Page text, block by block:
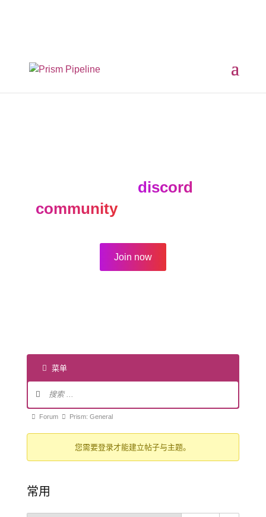
discord
community
Join now
菜单
导
论
航
你
Forum Prism: General
您需要登录才能建立帖子与主题。
常用